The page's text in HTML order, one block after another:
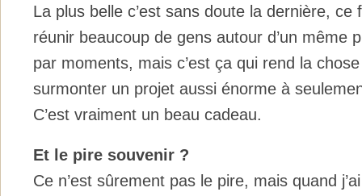
La plus belle c’est sans doute la dernière, ce
réunir beaucoup de gens autour d’un même
par moments, mais c’est ça qui rend la
surmonter un projet aussi énorme à
C’est vraiment un beau cadeau.
Et le pire souvenir ?
Ce n’est sûrement pas le pire, mais quand